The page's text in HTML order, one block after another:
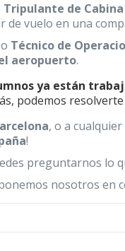
Tripulante de
de vuelo en una
Técnico de
aeropuerto.
ya están
podemos
, o a
!
preguntarnos lo
nosotros en